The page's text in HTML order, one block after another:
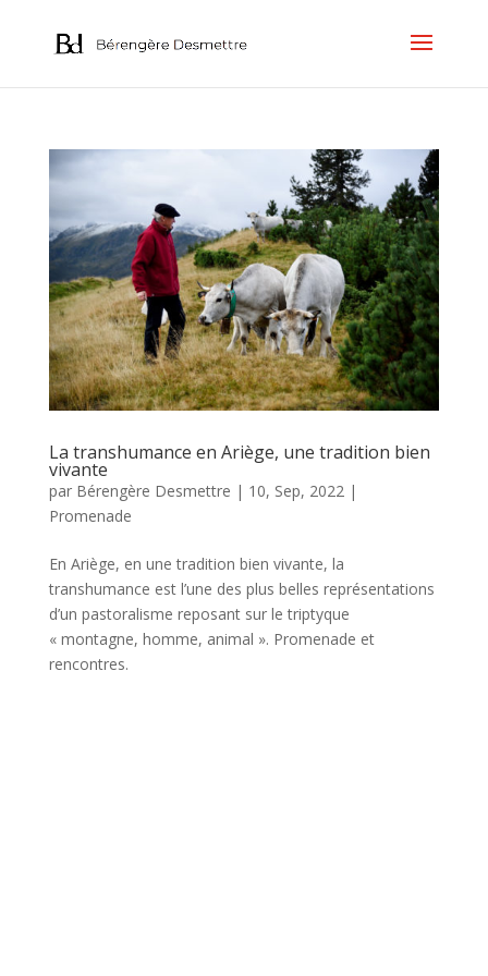
La transhumance en Ariège, une tradition bien
vivante
par Bérengère Desmettre | 10, Sep, 2022 |
Promenade
En Ariège, en une tradition bien vivante, la
transhumance est l’une des plus belles représentations
d’un pastoralisme reposant sur le triptyque
« montagne, homme, animal ». Promenade et
rencontres.